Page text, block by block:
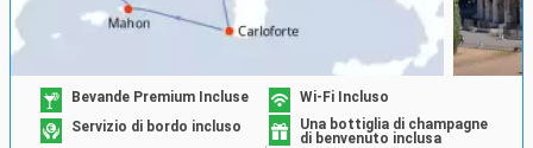
Bevande Premium Incluse
Wi-Fi Incluso
Servizio di bordo incluso
Una bottiglia di champagne
di benvenuto inclusa